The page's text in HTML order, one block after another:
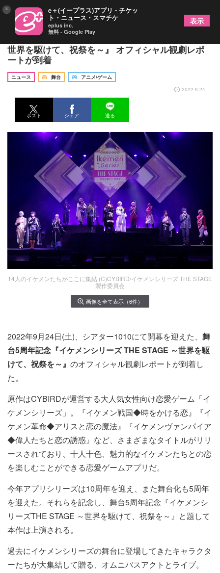
舞台5周年記念『イケメンシリーズ THE STAGE ～
世界を駆けて、祝祭を～』 オフィシャル観劇レポ
ートが到着
ニュース 舞台
アニメ/ゲーム
2022.9.24
ポスト シェア 送る
14人のイケメンたちがここに集結 (C)CYBIRD/イケメンシリーズ THE STAGE
製作委員会
画像を全て表示（6件）
2022年9月24日(土)、シアター1010にて開幕を迎えた、 舞
台5周年記念『イケメンシリーズ THE STAGE ～世界を駆
けて、祝祭を～』 のオフィシャル観劇レポートが到着し
た。
原作はCYBIRDが運営する大人気女性向け恋愛ゲーム「イ
ケメンシリーズ」。『イケメン戦国◆時をかける恋』『イ
ケメン革命◆アリスと恋の魔法』『イケメンヴァンパイア
◆偉人たちと恋の誘惑』など、さまざまなタイトルがリリ
ースされており、十人十色、魅力的なイケメンたちとの恋
を楽しむことができる恋愛ゲームアプリだ。
今年アプリシリーズは10周年を迎え、また舞台化も5周年
を迎えた。それらを記念し、舞台5周年記念『イケメンシ
リーズTHE STAGE ～世界を駆けて、祝祭を～』と題して
本作は上演される。
過去にイケメンシリーズの舞台に登場してきたキャラクタ
ーたちが大集結して贈る、オムニバスアクトとライブ。
× e＋(イープラス)アプリ - チケッ
ト・ニュース・スマチケ
eplus inc.
無料 - Google Play
表示